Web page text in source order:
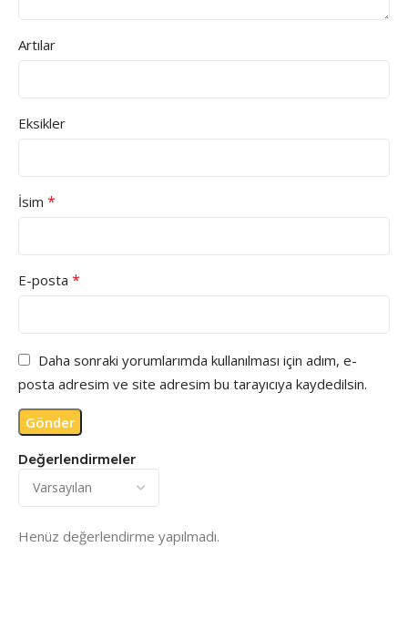
Değerlendirmeler
Henüz değerlendirme yapılmadı.
Artılar
Eksikler
İsim *
E-posta *
Daha sonraki yorumlarımda kullanılması için adım, e-
posta adresim ve site adresim bu tarayıcıya kaydedilsin.